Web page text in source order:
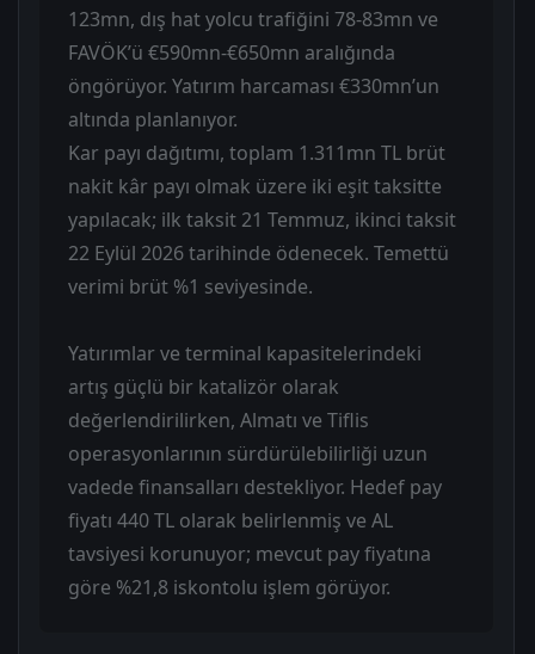
123mn, dış hat yolcu trafiğini 78-83mn ve
FAVÖK’ü €590mn-€650mn aralığında
öngörüyor. Yatırım harcaması €330mn’un
altında planlanıyor.
Kar payı dağıtımı, toplam 1.311mn TL brüt
nakit kâr payı olmak üzere iki eşit taksitte
yapılacak; ilk taksit 21 Temmuz, ikinci taksit
22 Eylül 2026 tarihinde ödenecek. Temettü
verimi brüt %1 seviyesinde.
Yatırımlar ve terminal kapasitelerindeki
artış güçlü bir katalizör olarak
değerlendirilirken, Almatı ve Tiflis
operasyonlarının sürdürülebilirliği uzun
vadede finansalları destekliyor. Hedef pay
fiyatı 440 TL olarak belirlenmiş ve AL
tavsiyesi korunuyor; mevcut pay fiyatına
göre %21,8 iskontolu işlem görüyor.